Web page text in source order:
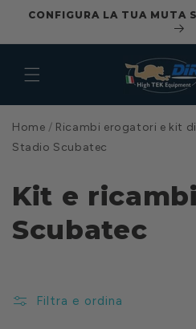
direttamente
CONFIGURA LA TUA MUTA
Home / Ricambi erogatori e kit
Stadio Scubatec
Kit e
Scubatec
Filtra e ordina